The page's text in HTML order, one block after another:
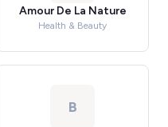
Amour De La Nature
Health & Beauty
B